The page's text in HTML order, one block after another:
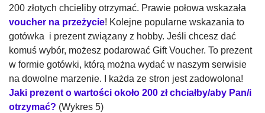
200 złotych chcieliby otrzymać. Prawie połowa wskazała
voucher na przeżycie! Kolejne popularne wskazania to
gotówka i prezent związany z hobby. Jeśli chcesz dać
komuś wybór, możesz podarować Gift Voucher. To prezent
w formie gotówki, którą można wydać w naszym serwisie
na dowolne marzenie. I każda ze stron jest zadowolona!
Jaki prezent o wartości około 200 zł chciałby/aby Pan/i
otrzymać? (Wykres 5)